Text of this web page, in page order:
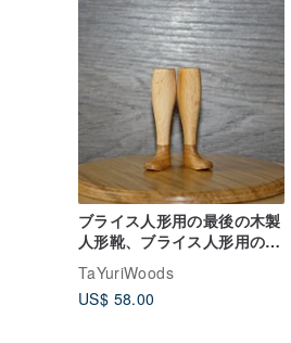
ブライス人形用の最後の木製
人形靴、ブライス人形用の
TaYuriWoods
US$ 58.00